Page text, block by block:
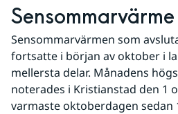
Sensommarvärme
Sensommarvärmen som
fortsatte i början av oktober i
mellersta delar. Månadens
noterades i Kristianstad den 1
varmaste oktoberdagen sedan